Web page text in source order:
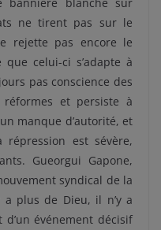
ne tirent pas sur le
rejette pas encore le
celui-ci s’adapte à
pas conscience des
et persiste à
manque d’autorité, et
est sévère,
Gueorgui Gapone,
syndical de la
a plus de Dieu, il n’y a
événement décisif